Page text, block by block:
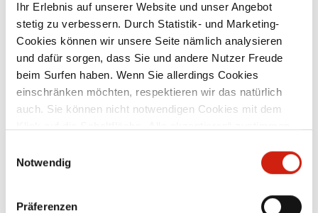
Ihr Erlebnis auf unserer Website und unser Angebot
stetig zu verbessern. Durch Statistik- und Marketing-
Cookies können wir unsere Seite nämlich analysieren
und dafür sorgen, dass Sie und andere Nutzer Freude
beim Surfen haben. Wenn Sie allerdings Cookies
einschränken möchten, respektieren wir das natürlich
auch. Sie können nicht notwendigen Cookies mit dem
alle Cookies auswählen.
Notwendig
Präferenzen